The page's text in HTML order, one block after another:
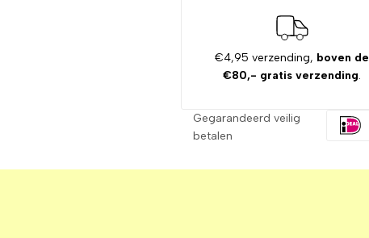
€4,95 verzending, boven de
€80,- gratis verzending.
Gegarandeerd veilig
betalen